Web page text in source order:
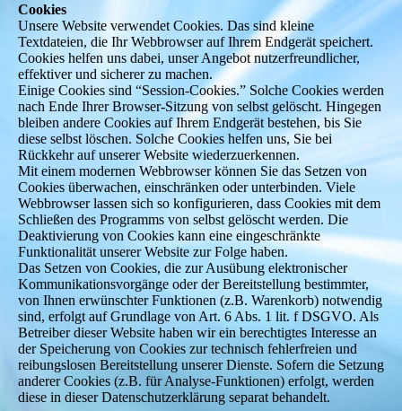
Cookies
Unsere Website verwendet Cookies. Das sind kleine
Textdateien, die Ihr Webbrowser auf Ihrem Endgerät speichert.
Cookies helfen uns dabei, unser Angebot nutzerfreundlicher,
effektiver und sicherer zu machen.
Einige Cookies sind “Session-Cookies.” Solche Cookies werden
nach Ende Ihrer Browser-Sitzung von selbst gelöscht. Hingegen
bleiben andere Cookies auf Ihrem Endgerät bestehen, bis Sie
diese selbst löschen. Solche Cookies helfen uns, Sie bei
Rückkehr auf unserer Website wiederzuerkennen.
Mit einem modernen Webbrowser können Sie das Setzen von
Cookies überwachen, einschränken oder unterbinden. Viele
Webbrowser lassen sich so konfigurieren, dass Cookies mit dem
Schließen des Programms von selbst gelöscht werden. Die
Deaktivierung von Cookies kann eine eingeschränkte
Funktionalität unserer Website zur Folge haben.
Das Setzen von Cookies, die zur Ausübung elektronischer
Kommunikationsvorgänge oder der Bereitstellung bestimmter,
von Ihnen erwünschter Funktionen (z.B. Warenkorb) notwendig
sind, erfolgt auf Grundlage von Art. 6 Abs. 1 lit. f DSGVO. Als
Betreiber dieser Website haben wir ein berechtigtes Interesse an
der Speicherung von Cookies zur technisch fehlerfreien und
reibungslosen Bereitstellung unserer Dienste. Sofern die Setzung
anderer Cookies (z.B. für Analyse-Funktionen) erfolgt, werden
diese in dieser Datenschutzerklärung separat behandelt.